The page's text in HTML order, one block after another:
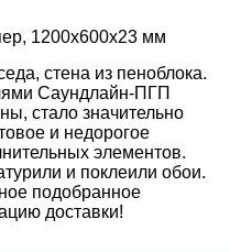
1200х600х23 мм
стена из пеноблока.
Саундлайн-ПГП
стало значительно
и недорогое
элементов.
и поклеили обои.
подобранное
доставки!